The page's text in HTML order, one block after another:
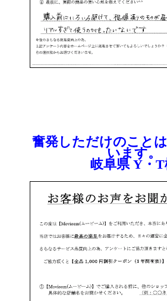
奮発しただけのこと
います。
岐阜県 Y・T